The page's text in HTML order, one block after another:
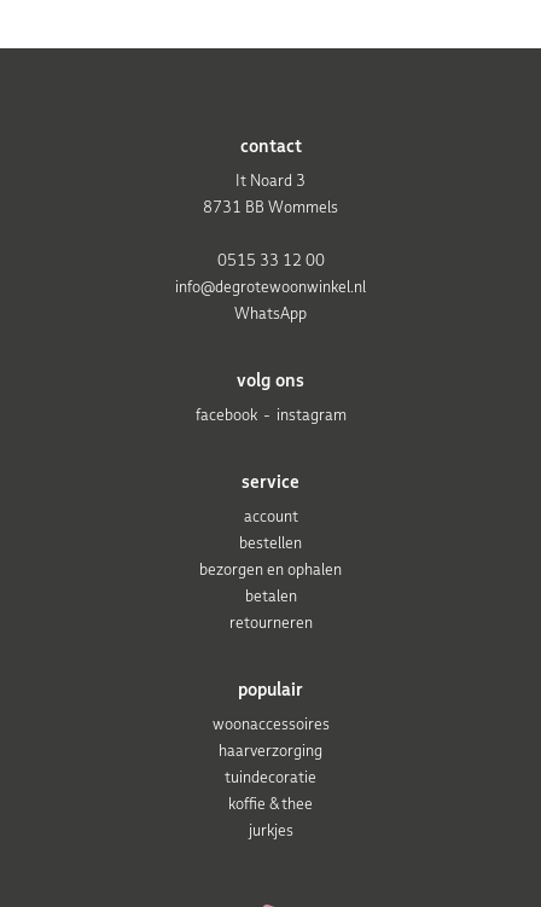
populair
woonaccessoires
haarverzorging
tuindecoratie
koffie & thee
jurkjes
service
account
bestellen
bezorgen en ophalen
betalen
retourneren
volg ons
facebook
instagram
contact
It Noard 3
8731 BB Wommels
0515 33 12 00
info@degrotewoonwinkel.nl
WhatsApp